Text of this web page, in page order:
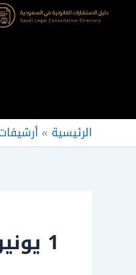
تخطي
الرئيسية »
1 يونيو، 2024